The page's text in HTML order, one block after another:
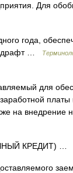
Для
года,
…
для
на
КРЕДИТ) …